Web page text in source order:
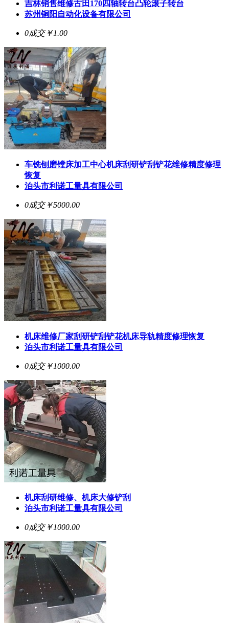
吉林销售维修古田170四轴转台凸轮滚子转台
苏州铜阳自动化设备有限公司
0成交￥1.00
车铣刨磨镗床加工中心机床刮研铲刮铲花维修精度修理
恢复
泊头市利诺工量具有限公司
0成交￥5000.00
机床维修厂家刮研铲刮铲花机床导轨精度修理恢复
泊头市利诺工量具有限公司
0成交￥1000.00
机床刮研维修、机床大修铲刮
泊头市利诺工量具有限公司
0成交￥1000.00